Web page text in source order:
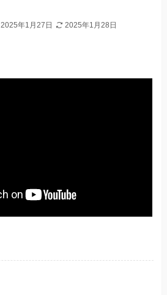
2025年1月27日 2025年1月28日